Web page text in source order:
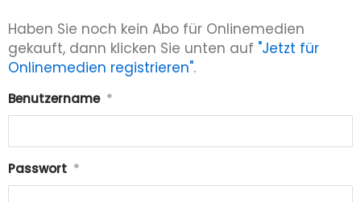
Haben Sie noch kein Abo für Onlinemedien
gekauft, dann klicken Sie unten auf "Jetzt für
Onlinemedien registrieren".
Benutzername *
Passwort *